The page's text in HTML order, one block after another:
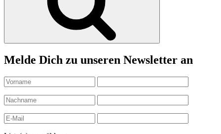
Melde Dich zu unseren Newsletter an